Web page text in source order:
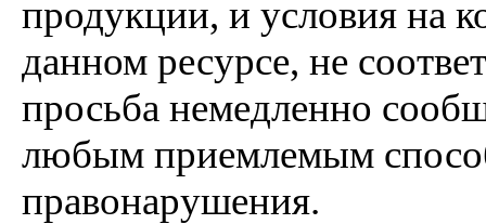
продукции, и условия на
данном ресурсе, не
просьба немедленно
любым приемлемым
правонарушения.